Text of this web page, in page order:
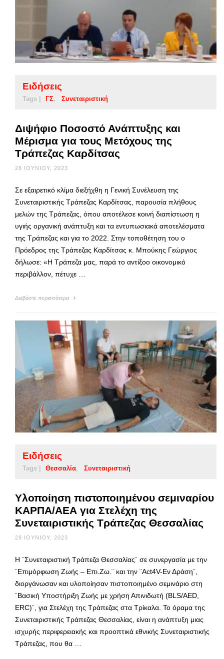
Ειδήσεις
Tags | ΓΣ Συνεταιριστική
Διψήφιο Ποσοστό Ανάπτυξης και
Μέρισμα για τους Μετόχους της
Τράπεζας Καρδίτσας
28 ΙΟΥΝΊΟΥ, 2023
Σε εξαιρετικό κλίμα διεξήχθη η Γενική Συνέλευση της
Συνεταιριστικής Τράπεζας Καρδίτσας, παρουσία πλήθους
μελών της Τράπεζας, όπου αποτέλεσε κοινή διαπίστωση η
υγιής οργανική ανάπτυξη και τα εντυπωσιακά αποτελέσματα
της Τράπεζας και για το 2022. Στην τοποθέτηση του ο
Πρόεδρος της Τράπεζας Καρδίτσας κ. Μπούκης Γεώργιος
δήλωσε: «Η Τράπεζα μας, παρά το αντίξοο οικονομικό
περιβάλλον, πέτυχε …
Διαβάστε περισσότερα
Ειδήσεις
Tags | Θεσσαλία Συνεταιριστική
Υλοποίηση πιστοποιημένου σεμιναρίου
ΚΑΡΠΑ/ΑΕΑ για Στελέχη της
Συνεταιριστικής Τράπεζας Θεσσαλίας
28 ΙΟΥΝΊΟΥ, 2023
Η ¨Συνεταιριστική Τράπεζα Θεσσαλίας¨ σε συνεργασία με την
¨Επιμόρφωση Ζωής – Επι.Ζω.¨ και την ¨Act4V-Εν Δράση¨,
διοργάνωσαν και υλοποίησαν πιστοποιημένο σεμινάριο στη
¨Βασική Υποστήριξη Ζωής με χρήση Απινιδωτή (BLS/AED,
ERC)¨, για Στελέχη της Τράπεζας στα Τρίκαλα. Το όραμα της
Συνεταιριστικής Τράπεζας Θεσσαλίας, είναι η ανάπτυξη μιας
ισχυρής περιφερειακής και προοπτικά εθνικής Συνεταιριστικής
Τράπεζας, που θα …